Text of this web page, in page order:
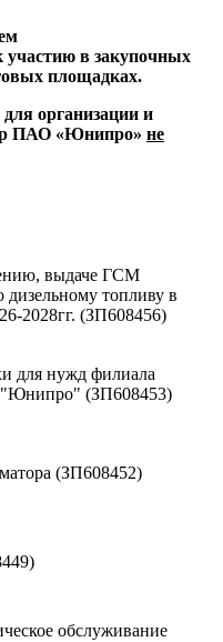
участию в закупочных
площадках.
организации и
ПАО «Юнипро» не
выдаче ГСМ
дизельному топливу в
2028гг. (ЗП608456)
для нужд филиала
(ЗП608453)
(ЗП608452)
обслуживание